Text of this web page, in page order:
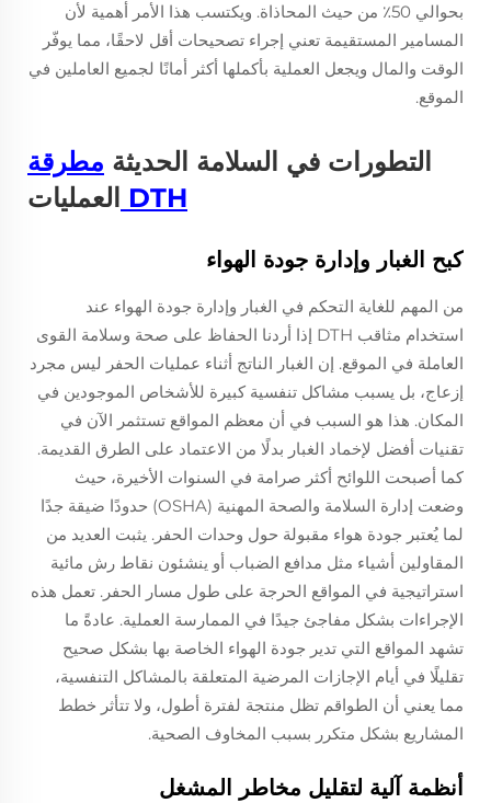
بحوالي 50٪ من حيث المحاذاة. ويكتسب هذا الأمر أهمية لأن
المسامير المستقيمة تعني إجراء تصحيحات أقل لاحقًا، مما يوفّر
الوقت والمال ويجعل العملية بأكملها أكثر أمانًا لجميع العاملين في
الموقع.
التطورات في السلامة الحديثة مطرقة
DTH العمليات
كبح الغبار وإدارة جودة الهواء
من المهم للغاية التحكم في الغبار وإدارة جودة الهواء عند
استخدام مثاقب DTH إذا أردنا الحفاظ على صحة وسلامة القوى
العاملة في الموقع. إن الغبار الناتج أثناء عمليات الحفر ليس مجرد
إزعاج، بل يسبب مشاكل تنفسية كبيرة للأشخاص الموجودين في
المكان. هذا هو السبب في أن معظم المواقع تستثمر الآن في
تقنيات أفضل لإخماد الغبار بدلًا من الاعتماد على الطرق القديمة.
كما أصبحت اللوائح أكثر صرامة في السنوات الأخيرة، حيث
وضعت إدارة السلامة والصحة المهنية (OSHA) حدودًا ضيقة جدًا
لما يُعتبر جودة هواء مقبولة حول وحدات الحفر. يثبت العديد من
المقاولين أشياء مثل مدافع الضباب أو ينشئون نقاط رش مائية
استراتيجية في المواقع الحرجة على طول مسار الحفر. تعمل هذه
الإجراءات بشكل مفاجئ جيدًا في الممارسة العملية. عادةً ما
تشهد المواقع التي تدير جودة الهواء الخاصة بها بشكل صحيح
تقليلًا في أيام الإجازات المرضية المتعلقة بالمشاكل التنفسية،
مما يعني أن الطواقم تظل منتجة لفترة أطول، ولا تتأثر خطط
المشاريع بشكل متكرر بسبب المخاوف الصحية.
أنظمة آلية لتقليل مخاطر المشغل